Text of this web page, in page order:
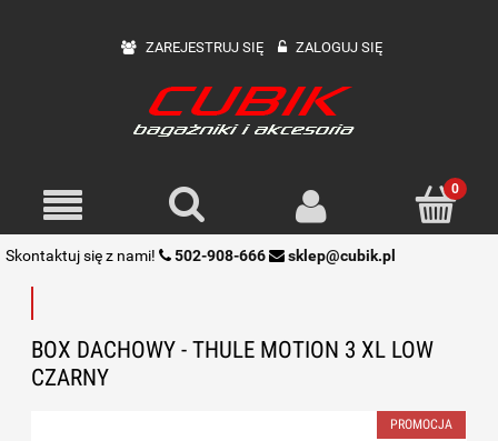
ZAREJESTRUJ SIĘ ZALOGUJ SIĘ
Skontaktuj się z nami! 502-908-666 sklep@cubik.pl
BOX DACHOWY - THULE MOTION 3 XL LOW
CZARNY
PROMOCJA